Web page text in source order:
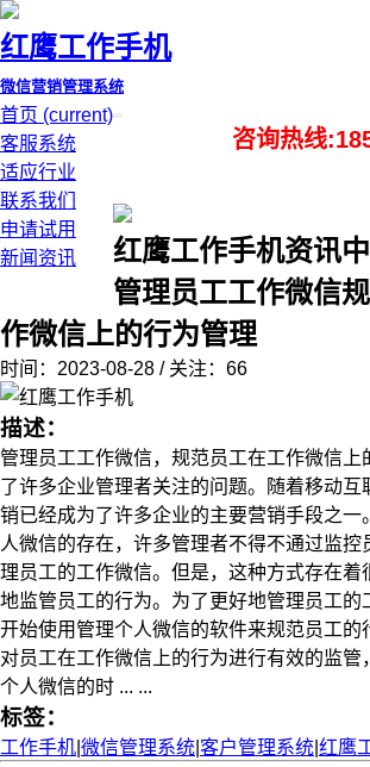
红鹰工作手机
微信营销管理系统
首页 (current)
客服系统
适应行业
联系我们
申请试用
新闻资讯
咨询热线
红鹰工作手机资讯
管理员工工作微信
作微信上的行为管理
时间：2023-08-28 / 关注：66
描述：
管理员工工作微信，规范员工在工作微信上
了许多企业管理者关注的问题。随着移动互
销已经成为了许多企业的主要营销手段之一
人微信的存在，许多管理者不得不通过监控
理员工的工作微信。但是，这种方式存在着
地监管员工的行为。为了更好地管理员工的
开始使用管理个人微信的软件来规范员工的
对员工在工作微信上的行为进行有效的监管
个人微信的时 ... ...
标签：
工作手机 微信管理系统 客户管理系统 红鹰